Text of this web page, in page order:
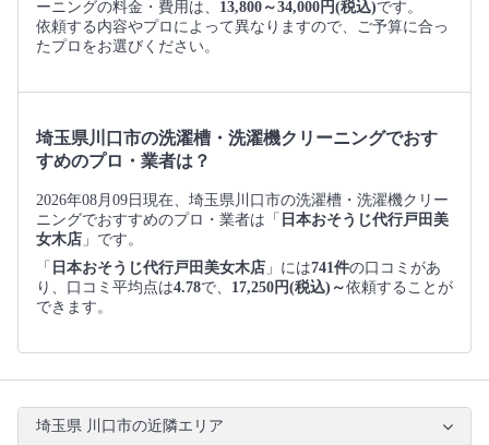
ーニングの料金・費用は、 13,800～34,000円(税込)です。
依頼する内容やプロによって異なりますので、ご予算に合っ
たプロをお選びください。
埼玉県川口市の洗濯槽・洗濯機クリーニングでおす
すめのプロ・業者は？
2026年08月09日現在、埼玉県川口市の洗濯槽・洗濯機クリー
ニングでおすすめのプロ・業者は「 日本おそうじ代行戸田美
女木店 」です。
「 日本おそうじ代行戸田美女木店 」には741件の口コミがあ
り、口コミ平均点は4.78で、 17,250円(税込)～依頼することが
できます。
埼玉県 川口市の近隣エリア